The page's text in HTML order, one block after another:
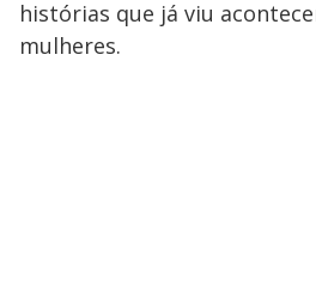
histórias que já viu
mulheres.